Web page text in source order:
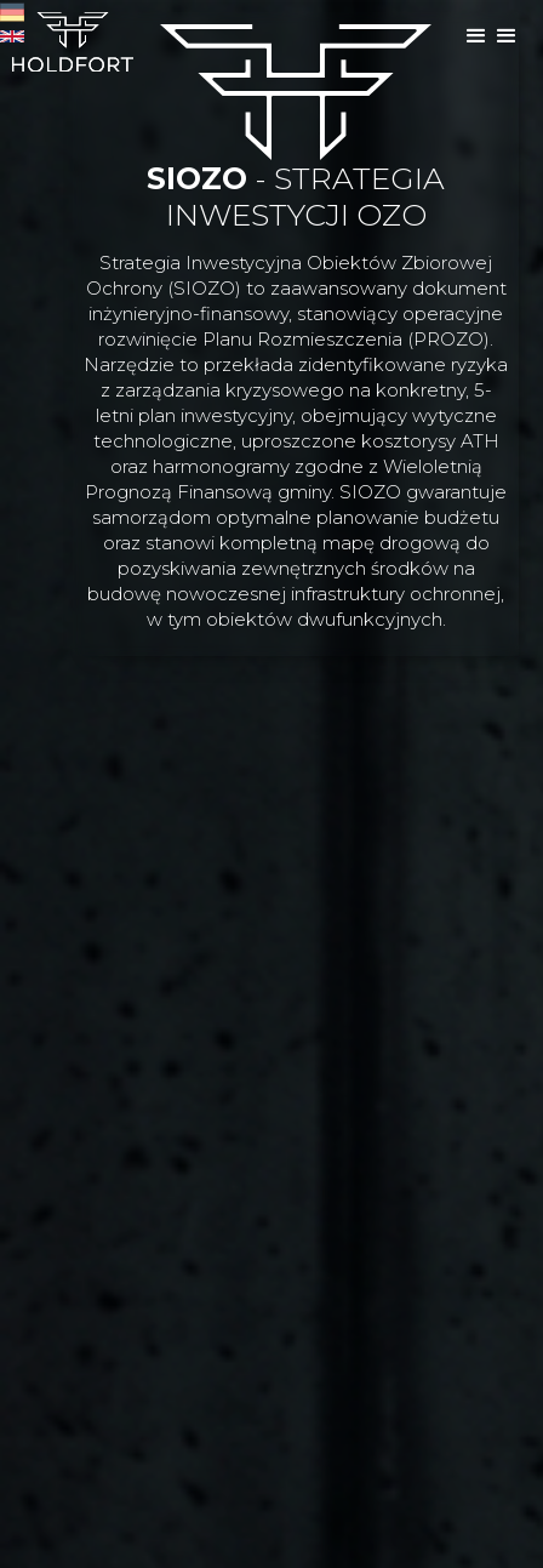
SIOZO - STRATEGIA
INWESTYCJI OZO
Strategia Inwestycyjna Obiektów Zbiorowej
Ochrony (SIOZO) to zaawansowany dokument
inżynieryjno-finansowy, stanowiący operacyjne
rozwinięcie Planu Rozmieszczenia (PROZO).
Narzędzie to przekłada zidentyfikowane ryzyka
z zarządzania kryzysowego na konkretny, 5-
letni plan inwestycyjny, obejmujący wytyczne
technologiczne, uproszczone kosztorysy ATH
oraz harmonogramy zgodne z Wieloletnią
Prognozą Finansową gminy. SIOZO gwarantuje
samorządom optymalne planowanie budżetu
oraz stanowi kompletną mapę drogową do
pozyskiwania zewnętrznych środków na
budowę nowoczesnej infrastruktury ochronnej,
w tym obiektów dwufunkcyjnych.